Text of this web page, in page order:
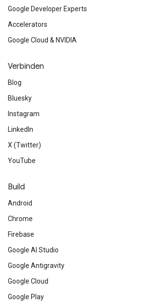
Google Developer Experts
Accelerators
Google Cloud & NVIDIA
Verbinden
Blog
Bluesky
Instagram
LinkedIn
X (Twitter)
YouTube
Build
Android
Chrome
Firebase
Google AI Studio
Google Antigravity
Google Cloud
Google Play